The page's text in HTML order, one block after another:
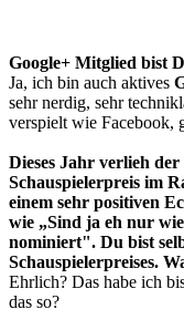
Google+ Mitglied bist
Ja, ich bin auch aktives
sehr nerdig, sehr
verspielt wie Facebook,
Dieses Jahr verlieh
Schauspielerpreis im
einem sehr positiven
wie „Sind ja eh nur
nominiert". Du bist
Schauspielerpreises.
Ehrlich? Das habe ich
das so?